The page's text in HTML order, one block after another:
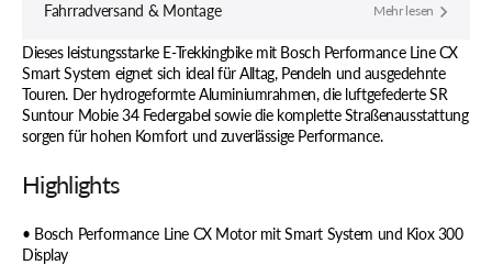
Fahrradversand & Montage Mehr lesen
Dieses leistungsstarke E-Trekkingbike mit Bosch Performance Line CX
Smart System eignet sich ideal für Alltag, Pendeln und ausgedehnte
Touren. Der hydrogeformte Aluminiumrahmen, die luftgefederte SR
Suntour Mobie 34 Federgabel sowie die komplette Straßenausstattung
sorgen für hohen Komfort und zuverlässige Performance.
Highlights
• Bosch Performance Line CX Motor mit Smart System und Kiox 300
Display